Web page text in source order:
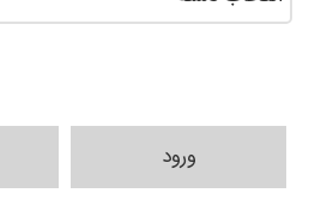
ورود